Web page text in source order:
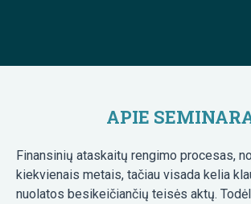
APIE
Finansinių ataskaitų rengimo procesas,
kiekvienais metais, tačiau visada kelia
nuolatos besikeičiančių teisės aktų.